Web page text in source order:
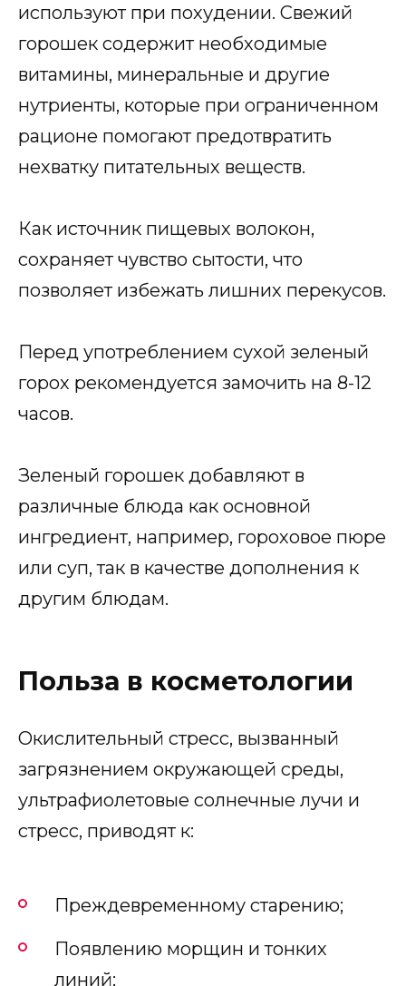
используют при похудении. Свежий
горошек содержит необходимые
витамины, минеральные и другие
нутриенты, которые при ограниченном
рационе помогают предотвратить
нехватку питательных веществ.
Как источник пищевых волокон,
сохраняет чувство сытости, что
позволяет избежать лишних перекусов.
Перед употреблением сухой зеленый
горох рекомендуется замочить на 8-12
часов.
Зеленый горошек добавляют в
различные блюда как основной
ингредиент, например, гороховое пюре
или суп, так в качестве дополнения к
другим блюдам.
Польза в косметологии
Окислительный стресс, вызванный
загрязнением окружающей среды,
ультрафиолетовые солнечные лучи и
стресс, приводят к:
Преждевременному старению;
Появлению морщин и тонких
линий;